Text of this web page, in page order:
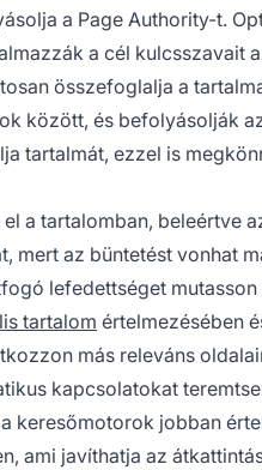
a Page Authority-t.
a cél kulcsszavait
összefoglalja a
között, és befolyásolják
tartalmát, ezzel is
a tartalomban, beleértve
mert az büntetést vonhat
lefedettséget
tartalom értelmezésében
más releváns
kapcsolatokat
keresőmotorok jobban
ami javíthatja az